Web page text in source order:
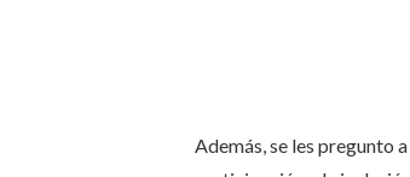
Además, se les pregunto